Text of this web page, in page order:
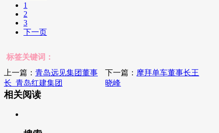
1
2
3
下一页
标签关键词：
上一篇： 青岛远见集团董事
长_青岛红建集团
下一篇： 摩拜单车董事长王
晓峰
相关阅读